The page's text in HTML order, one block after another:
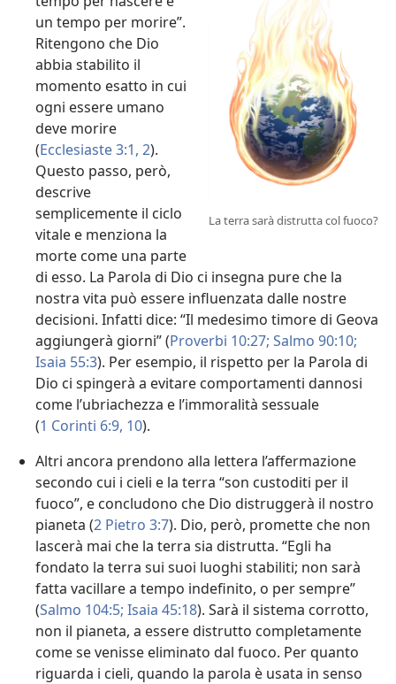
La terra sarà distrutta col fuoco?
un tempo per morire”.
Ritengono che Dio
abbia stabilito il
momento esatto in cui
ogni essere umano
deve morire
(Ecclesiaste 3:1, 2).
Questo passo, però,
descrive
semplicemente il ciclo
vitale e menziona la
morte come una parte
di esso. La Parola di Dio ci insegna pure che la
nostra vita può essere influenzata dalle nostre
decisioni. Infatti dice: “Il medesimo timore di Geova
aggiungerà giorni” (Proverbi 10:27; Salmo 90:10;
Isaia 55:3). Per esempio, il rispetto per la Parola di
Dio ci spingerà a evitare comportamenti dannosi
come l’ubriachezza e l’immoralità sessuale
(1 Corinti 6:9, 10).
Altri ancora prendono alla lettera l’affermazione
secondo cui i cieli e la terra “son custoditi per il
fuoco”, e concludono che Dio distruggerà il nostro
pianeta (2 Pietro 3:7). Dio, però, promette che non
lascerà mai che la terra sia distrutta. “Egli ha
fondato la terra sui suoi luoghi stabiliti; non sarà
fatta vacillare a tempo indefinito, o per sempre”
(Salmo 104:5; Isaia 45:18). Sarà il sistema corrotto,
non il pianeta, a essere distrutto completamente
come se venisse eliminato dal fuoco. Per quanto
riguarda i cieli, quando la parola è usata in senso